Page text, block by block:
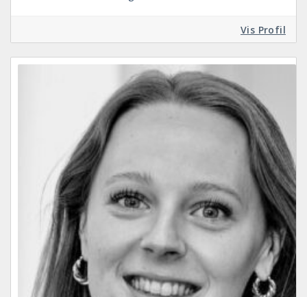
Vis Profil